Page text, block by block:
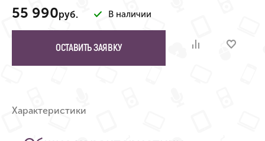
55 990руб. В наличии
ОСТАВИТЬ ЗАЯВКУ
Характеристики